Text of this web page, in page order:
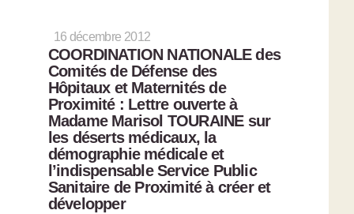
16 décembre 2012
COORDINATION NATIONALE des
Comités de Défense des
Hôpitaux et Maternités de
Proximité : Lettre ouverte à
Madame Marisol TOURAINE sur
les déserts médicaux, la
démographie médicale et
l’indispensable Service Public
Sanitaire de Proximité à créer et
développer